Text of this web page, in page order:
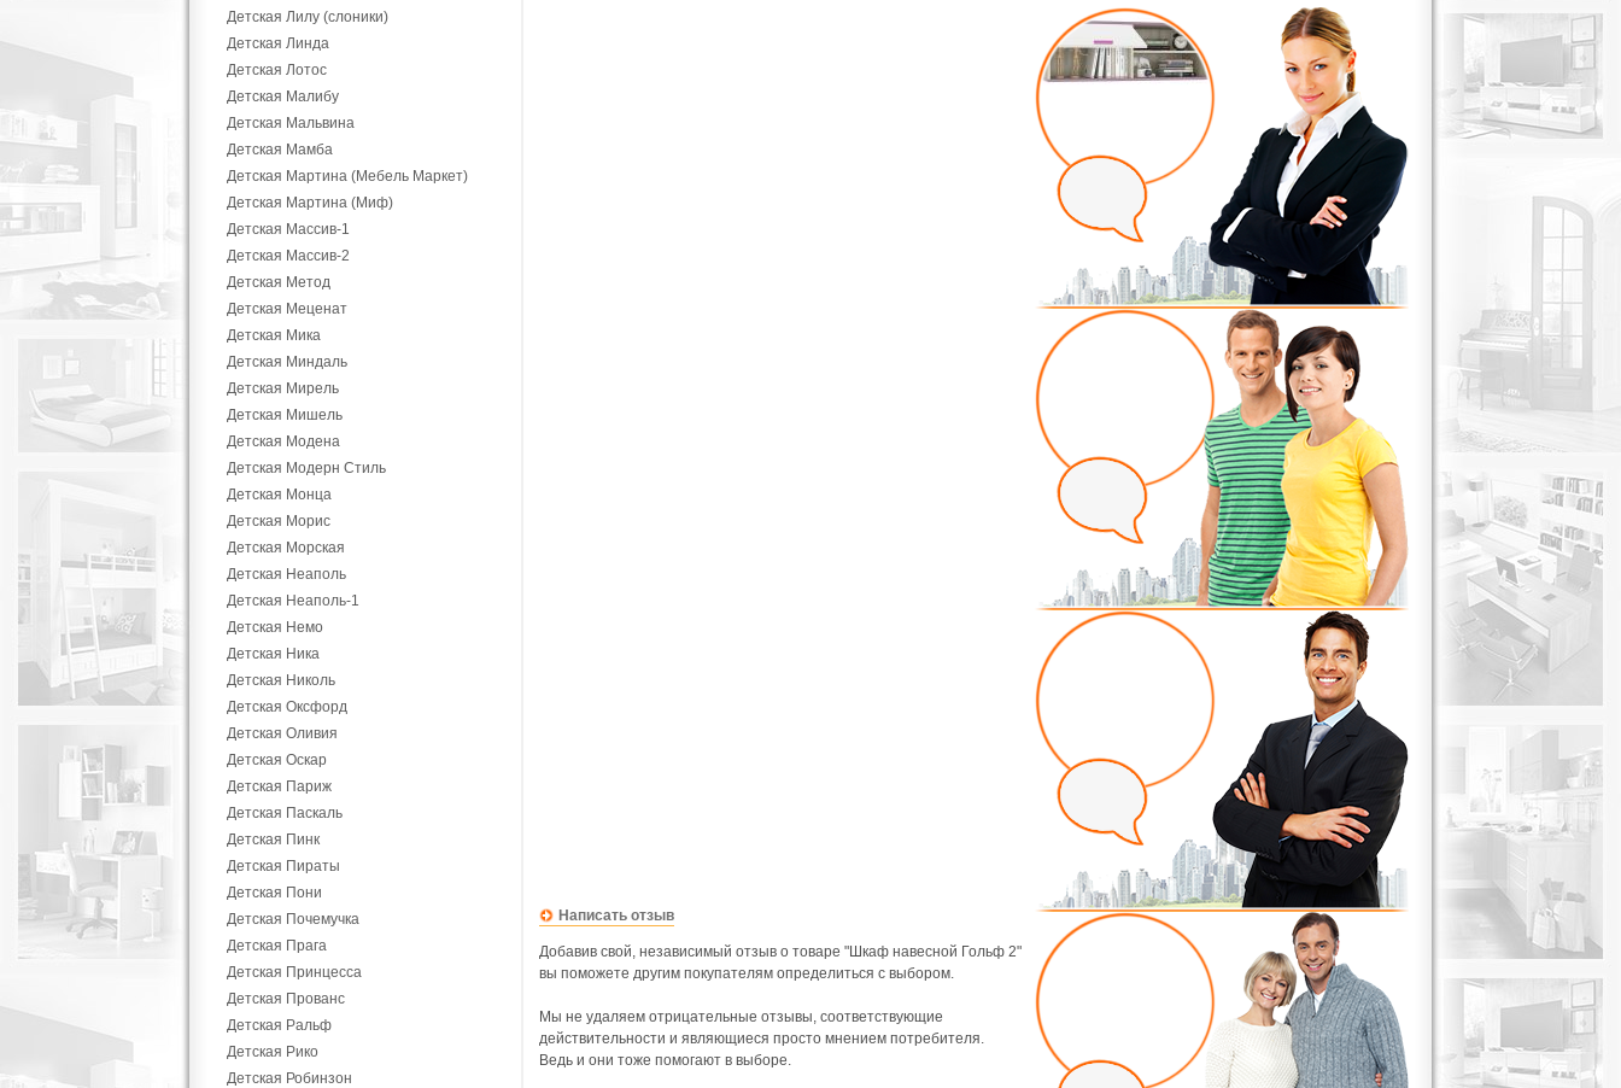
Детская Лилу (слоники)
Детская Линда
Детская Лотос
Детская Малибу
Детская Мальвина
Детская Мамба
Детская Мартина (Мебель Маркет)
Детская Мартина (Миф)
Детская Массив-1
Детская Массив-2
Детская Метод
Детская Меценат
Детская Мика
Детская Миндаль
Детская Мирель
Детская Мишель
Детская Модена
Детская Модерн Стиль
Детская Монца
Детская Морис
Детская Морская
Детская Неаполь
Детская Неаполь-1
Детская Немо
Детская Ника
Детская Николь
Детская Оксфорд
Детская Оливия
Детская Оскар
Детская Париж
Детская Паскаль
Детская Пинк
Детская Пираты
Детская Пони
Детская Почемучка
Детская Прага
Детская Принцесса
Детская Прованс
Детская Ральф
Детская Рико
Детская Робинзон
Написать отзыв
Добавив свой, независимый отзыв о товаре "Шкаф навесной Гольф 2"
вы поможете другим покупателям определиться с выбором.
Мы не удаляем отрицательные отзывы, соответствующие
действительности и являющиеся просто мнением потребителя.
Ведь и они тоже помогают в выборе.